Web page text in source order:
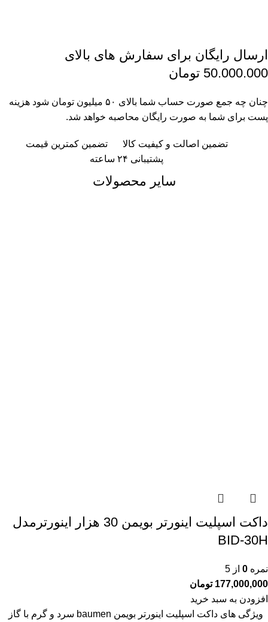
ارسال رایگان برای سفارش های بالای
50.000.000 تومان
چنان چه جمع صورت حساب شما بالای ۵۰ میلیون تومان شود هزینه
پست برای شما به صورت رایگان محاصبه خواهد شد.
تضمین اصالت و کیفیت کالا
تضمین کمترین قیمت
پشتیبانی ۲۴ ساعته
سایر محصولات
داکت اسپلیت اینورتر بویمن 30 هزار اینورترمدل
BID-30H
نمره 0 از 5
177,000,000 تومان
افزودن به سبد خرید
ویژگی های داکت اسپلیت اینورتر بویمن baumen سرد و گرم با گاز